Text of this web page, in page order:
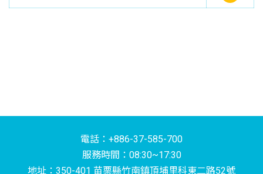
電話：+886-37-585-700
服務時間：08:30~17:30
地址：350-401 苗栗縣竹南鎮頂埔里科東二路52號